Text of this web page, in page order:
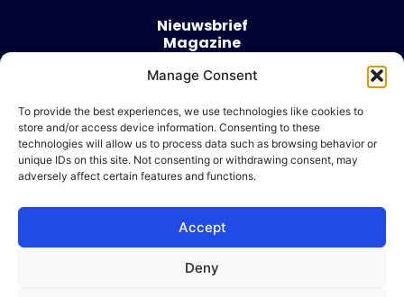
Manage Consent
To provide the best experiences, we use technologies like cookies to
store and/or access device information. Consenting to these
technologies will allow us to process data such as browsing behavior or
unique IDs on this site. Not consenting or withdrawing consent, may
adversely affect certain features and functions.
Accept
Deny
Nieuwsbrief
Magazine
Over
Algemene voorwaarden
Cookie beleid
Ik wil adverteren